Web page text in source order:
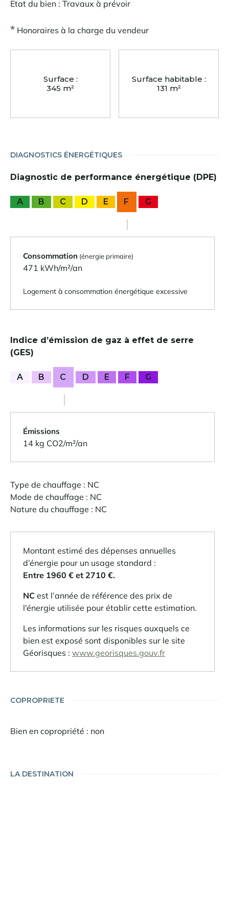
Etat du bien : Travaux à prévoir
* Honoraires à la charge du vendeur
Surface :
345 m²
Surface habitable :
131 m²
DIAGNOSTICS ÉNERGÉTIQUES
Diagnostic de performance énergétique (DPE)
A B C D E F G
Consommation (énergie primaire)
471 kWh/m²/an
Logement à consommation énergétique excessive
Indice d’émission de gaz à effet de serre
(GES)
A B C D E F G
Émissions
14 kg CO2/m²/an
Type de chauffage : NC
Mode de chauffage : NC
Nature du chauffage : NC
Montant estimé des dépenses annuelles
d’énergie pour un usage standard :
Entre 1960 € et 2710 €.
NC est l’année de référence des prix de
l’énergie utilisée pour établir cette estimation.
Les informations sur les risques auxquels ce
bien est exposé sont disponibles sur le site
Géorisques : www.georisques.gouv.fr
COPROPRIETE
Bien en copropriété : non
LA DESTINATION